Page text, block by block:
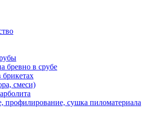
бревно в срубе
смеси)
профилирование, сушка пиломатериала